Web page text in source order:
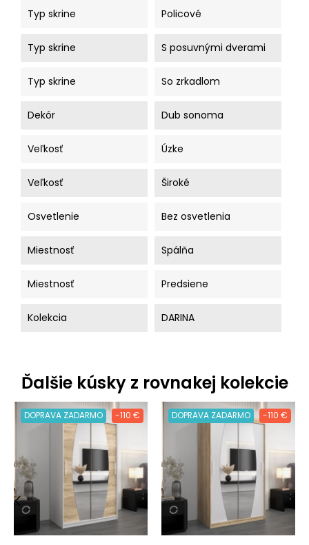
Typ skrine Policové
Typ skrine S posuvnými dverami
Typ skrine So zrkadlom
Dekór Dub sonoma
Veľkosť Úzke
Veľkosť Široké
Osvetlenie Bez osvetlenia
Miestnosť Spálňa
Miestnosť Predsiene
Kolekcia DARINA
Ďalšie kúsky z rovnakej kolekcie
DOPRAVA ZADARMO -110 € DOPRAVA ZADARMO -110 €